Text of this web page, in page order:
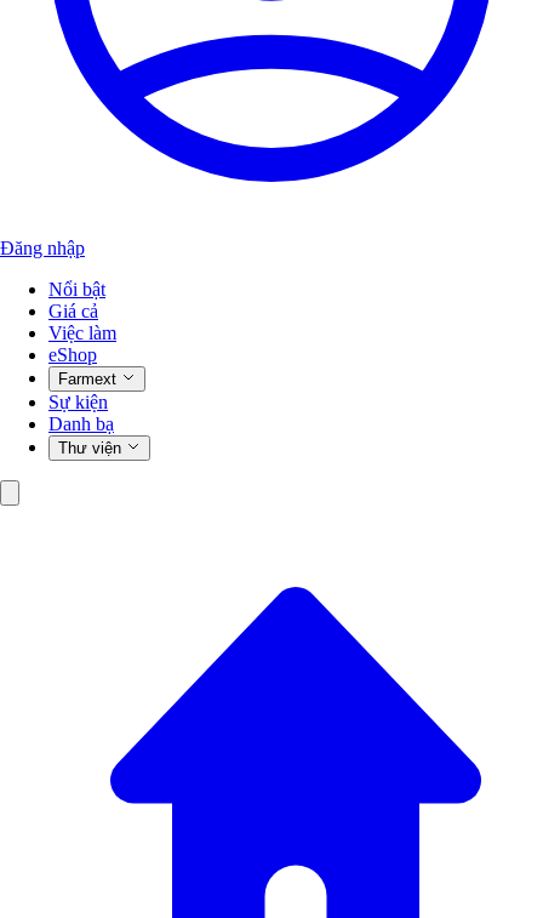
Đăng nhập
Nổi bật
Giá cả
Việc làm
eShop
Farmext
Sự kiện
Danh bạ
Thư viện